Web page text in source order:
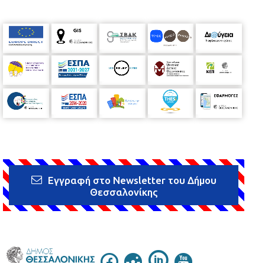
Εγγραφή στο Newsletter του Δήμου
Θεσσαλονίκης